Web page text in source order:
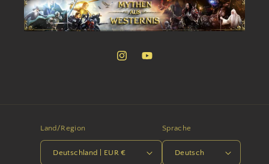
InstagramYouTube
Land/Region
Deutschland | EUR €
Sprache
Deutsch